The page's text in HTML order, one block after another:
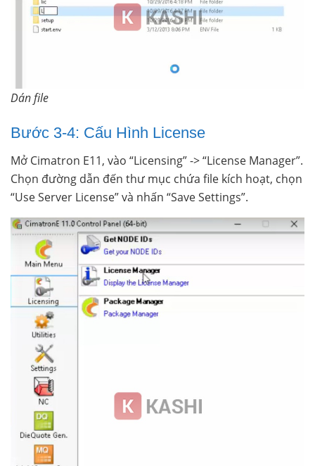
Dán file
Bước 3-4: Cấu Hình License
Mở Cimatron E11, vào “Licensing” -> “License Manager”.
Chọn đường dẫn đến thư mục chứa file kích hoạt, chọn
“Use Server License” và nhấn “Save Settings”.